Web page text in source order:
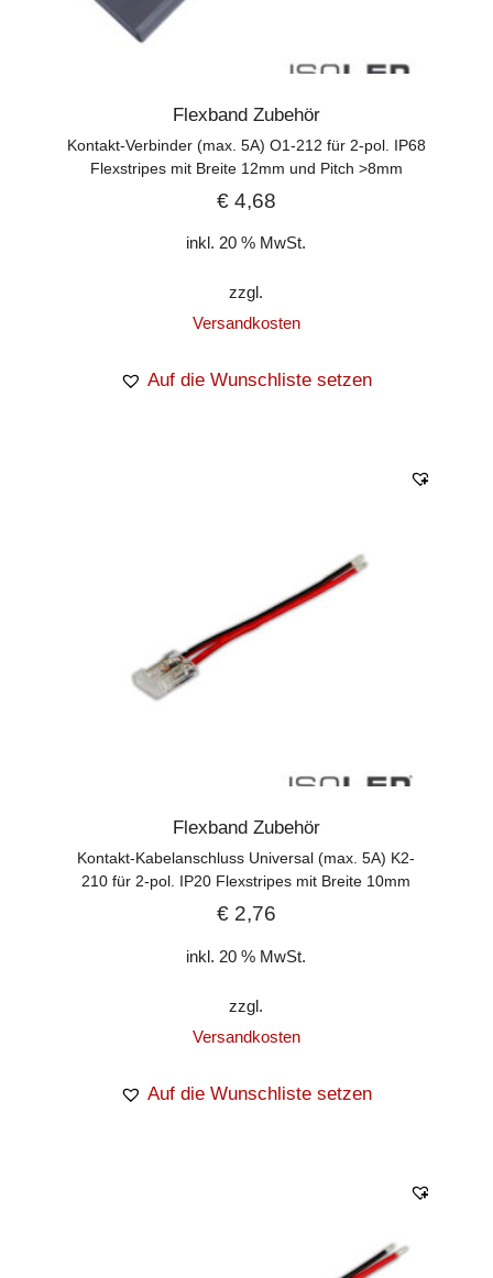
Flexband Zubehör
Kontakt-Verbinder (max. 5A) O1-212 für 2-pol. IP68
Flexstripes mit Breite 12mm und Pitch >8mm
€4,68
inkl. 20 % MwSt.
zzgl.
Versandkosten
Auf die Wunschliste setzen
Flexband Zubehör
Kontakt-Kabelanschluss Universal (max. 5A) K2-
210 für 2-pol. IP20 Flexstripes mit Breite 10mm
€2,76
inkl. 20 % MwSt.
zzgl.
Versandkosten
Auf die Wunschliste setzen